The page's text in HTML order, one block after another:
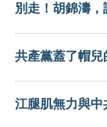
別走！胡錦濤
共產黨蓋了帽兒
江腿肌無力與